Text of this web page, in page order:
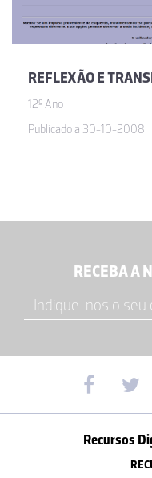
REFLEXÃO E
12º Ano
Publicado a 30-10-2008
RECEBA A
Recursos